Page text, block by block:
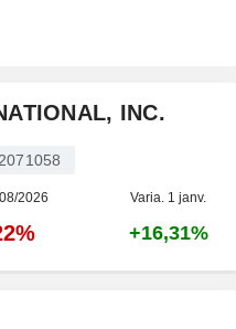
INC.
2026 Varia. 1 janv.
+16,31%